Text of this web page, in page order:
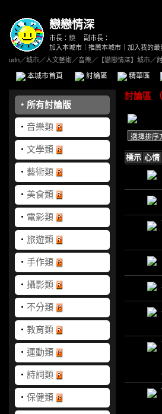
戀戀情深
市長： 鏡
副市長：
加入本城市
推薦本城市 加入我的最
udn／城市／人文藝術／音樂／ 【戀戀情深】城市／
本城市首頁 討論區 精華區
‧ 所有討論版
‧ 音樂類
‧ 文學類
‧ 藝術類
‧ 美食類
‧ 電影類
‧ 旅遊類
‧ 手作類
‧ 攝影類
‧ 不分類
‧ 教育類
‧ 運動類
‧ 詩詞類
‧ 保健類
討論區 （
標示 心情